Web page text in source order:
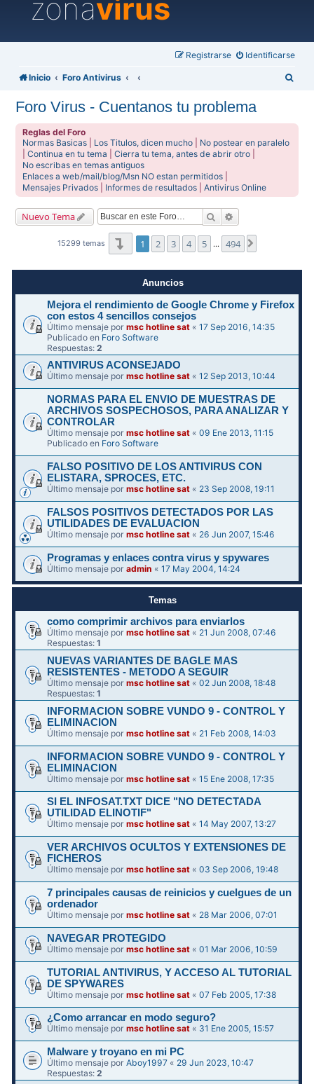
zonavirus
Identificarse
Registrarse
Inicio Foro Antivirus
Foro Virus - Cuentanos tu problema
Reglas del Foro
Normas Basicas
Los Titulos, dicen mucho
No postear en paralelo
|Continua en tu tema |Cierra tu tema, antes de abrir otro
No escribas en temas antiguos
Enlaces a web/mail/blog/Msn NO estan permitidos
Mensajes Privados
Informes de resultados |Antivirus Online
Nuevo Tema Buscar
15299 temas Página1de494
1 2 3 4 5 … 494
Anuncios
Mejora el rendimiento de Google Chrome y Firefox
con estos 4 sencillos consejos
Último mensaje pormsc hotline sat «17 Sep 2016, 14:35
Publicado en Foro Software
Respuestas:2
ANTIVIRUS ACONSEJADO
Último mensaje pormsc hotline sat «12 Sep 2013, 10:44
NORMAS PARA EL ENVIO DE MUESTRAS DE
ARCHIVOS SOSPECHOSOS, PARA ANALIZAR Y
CONTROLAR
Último mensaje pormsc hotline sat «09 Ene 2013, 11:15
Publicado en Foro Software
FALSO POSITIVO DE LOS ANTIVIRUS CON
ELISTARA, SPROCES, ETC.
Último mensaje pormsc hotline sat « 23 Sep 2008, 19:11
FALSOS POSITIVOS DETECTADOS POR LAS
UTILIDADES DE EVALUACION
Último mensaje pormsc hotline sat « 26 Jun 2007, 15:46
Programas y enlaces contra virus y spywares
Último mensaje poradmin «17 May 2004, 14:24
Temas
como comprimir archivos para enviarlos
Último mensaje pormsc hotline sat « 21 Jun 2008, 07:46
Respuestas:1
NUEVAS VARIANTES DE BAGLE MAS
RESISTENTES - METODO A SEGUIR
Último mensaje pormsc hotline sat «02 Jun 2008, 18:48
Respuestas:1
INFORMACION SOBRE VUNDO 9 - CONTROL Y
ELIMINACION
Último mensaje pormsc hotline sat « 21 Feb 2008, 14:03
INFORMACION SOBRE VUNDO 9 - CONTROL Y
ELIMINACION
Último mensaje pormsc hotline sat «15 Ene 2008, 17:35
SI EL INFOSAT.TXT DICE "NO DETECTADA
UTILIDAD ELINOTIF"
Último mensaje pormsc hotline sat «14 May 2007, 13:27
VER ARCHIVOS OCULTOS Y EXTENSIONES DE
FICHEROS
Último mensaje pormsc hotline sat «03 Sep 2006, 19:48
7 principales causas de reinicios y cuelgues de un
ordenador
Último mensaje pormsc hotline sat « 28 Mar 2006, 07:01
NAVEGAR PROTEGIDO
Último mensaje pormsc hotline sat «01 Mar 2006, 10:59
TUTORIAL ANTIVIRUS, Y ACCESO AL TUTORIAL
DE SPYWARES
Último mensaje pormsc hotline sat «07 Feb 2005, 17:38
¿Como arrancar en modo seguro?
Último mensaje pormsc hotline sat « 31 Ene 2005, 15:57
Malware y troyano en mi PC
Último mensaje porAboy1997 « 29 Jun 2023, 10:47
Respuestas:2